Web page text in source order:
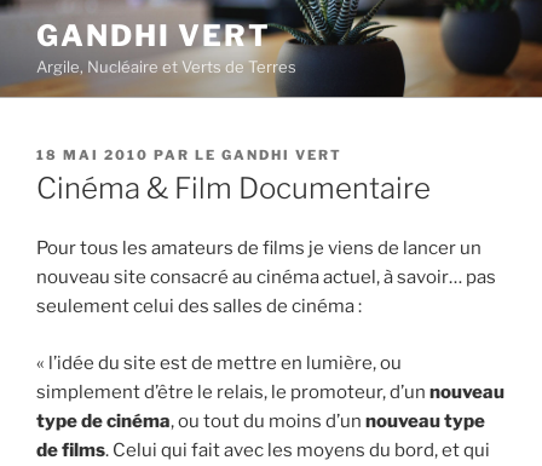
Aller
contenu
principal
GANDHI VERT
Argile, Nucléaire et Verts de Terres
PUBLIÉ
LE
18 MAI 2010 PAR LE GANDHI VERT
Cinéma & Film Documentaire
Pour tous les amateurs de films je viens de lancer un
nouveau site consacré au cinéma actuel, à savoir… pas
seulement celui des salles de cinéma :
« l’idée du site est de mettre en lumière, ou
simplement d’être le relais, le promoteur, d’un nouveau
type de cinéma, ou tout du moins d’un nouveau type
de films. Celui qui fait avec les moyens du bord, et qui